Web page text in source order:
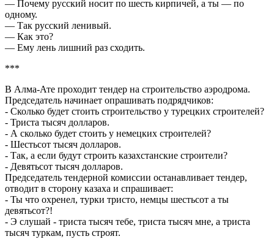
— Почему русский носит по шесть кирпичей, а ты — по
одному.
— Так русский ленивый.
— Как это?
— Ему лень лишний раз сходить.
***
В Алма-Ате проходит тендер на строительство аэродрома.
Председатель начинает опрашивать подрядчиков:
- Сколько будет стоить строительство у турецких строителей?
- Триста тысяч долларов.
- А сколько будет стоить у немецких строителей?
- Шестьсот тысяч долларов.
- Так, а если будут строить казахстанские строители?
- Девятьсот тысяч долларов.
Председатель тендерной комиссии останавливает тендер,
отводит в сторону казаха и спрашивает:
- Ты что охренел, турки тристо, немцы шестьсот а ты
девятьсот?!
- Э слушай - триста тысяч тебе, триста тысяч мне, а триста
тысяч туркам, пусть строят.